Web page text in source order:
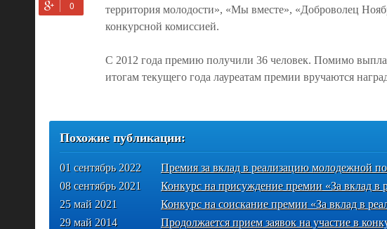
территория молодости», «Мы вместе», «Доброволец
конкурсной комиссией.
С 2012 года премию получили 36 человек. Помимо
итогам текущего года лауреатам премии вручаются
Похожие публикации:
01 сентябрь 2022
Премия за вклад в реализацию молодежной
08 сентябрь 2021
Конкурс на присуждение премии «За вклад в
25 май 2021
Конкурс на соискание премии «За вклад в
29 май 2014
Продолжается прием заявок на участие в